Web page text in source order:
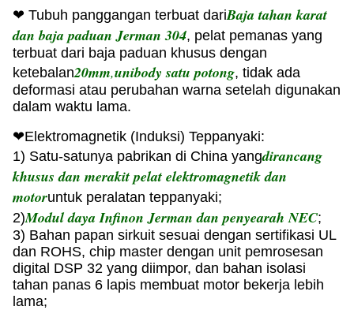
❤ Tubuh panggangan terbuat dariBaja tahan karat
dan baja paduan Jerman 304, pelat pemanas yang
terbuat dari baja paduan khusus dengan
ketebalan20mm,unibody satu potong, tidak ada
deformasi atau perubahan warna setelah digunakan
dalam waktu lama.
❤Elektromagnetik (Induksi) Teppanyaki:
1) Satu-satunya pabrikan di China yangdirancang
khusus dan merakit pelat elektromagnetik dan
motoruntuk peralatan teppanyaki;
2)Modul daya Infinon Jerman dan penyearah NEC;
3) Bahan papan sirkuit sesuai dengan sertifikasi UL
dan ROHS, chip master dengan unit pemrosesan
digital DSP 32 yang diimpor, dan bahan isolasi
tahan panas 6 lapis membuat motor bekerja lebih
lama;